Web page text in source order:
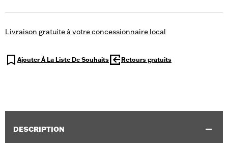
Livraison gratuite à votre concessionnaire local
Ajouter À La Liste De Souhaits Retours gratuits
DESCRIPTION